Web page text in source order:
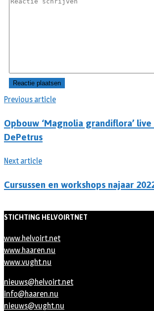
Previous article
Opbouw ‘Magnolia grandiflora’
DePetrus
Next article
Cursussen en workshops najaar
STICHTING HELVOIRTNET
www.helvoirt.net
www.haaren.nu
www.vught.nu
nieuws@helvoirt.net
info@haaren.nu
nieuws@vught.nu